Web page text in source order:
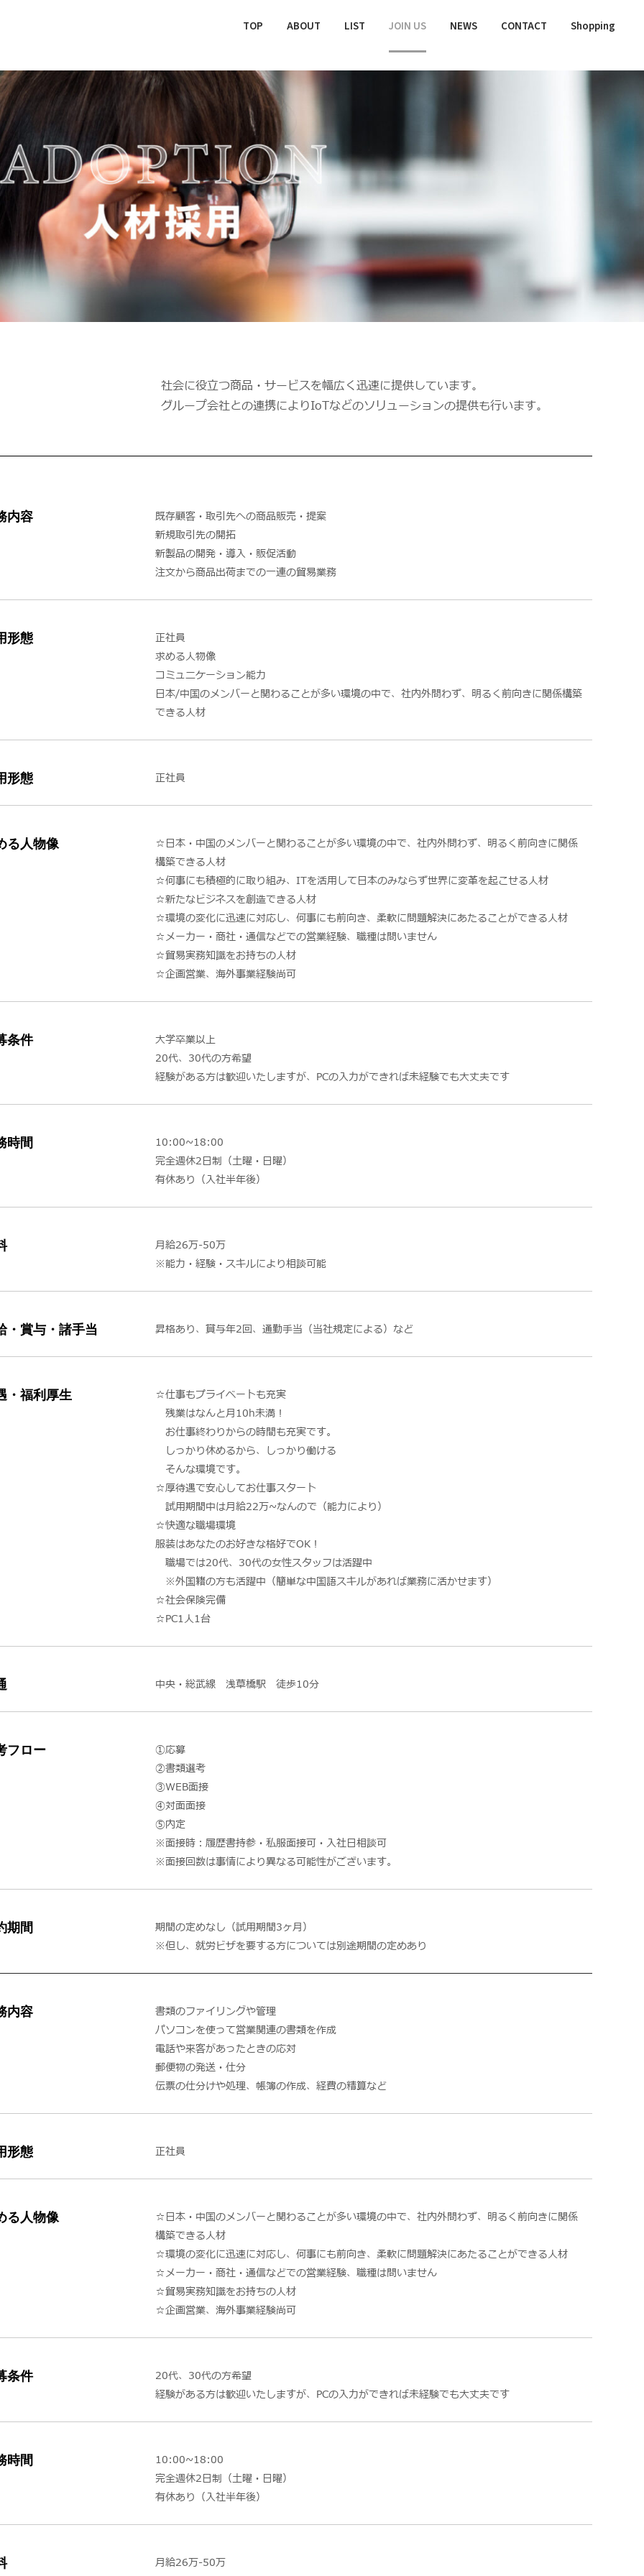
TOP ABOUT LIST JOIN US NEWS CONTACT Shopping
社会に役立つ商品・サービスを幅広く迅速に提供しています。
グループ会社との連携によりIoTなどのソリューションの提供も行います。
内容
既存顧客・取引先への商品販売・提案
新規取引先の開拓
新製品の開発・導入・販促活動
注文から商品出荷までの一連の貿易業務
形態
正社員
求める人物像
コミュニケーション能力
日本/中国のメンバーと関わることが多い環境の中で、社内外問わず、明るく前向きに関係構築
できる人材
形態 正社員
る人物像
☆日本・中国のメンバーと関わることが多い環境の中で、社内外問わず、明るく前向きに関係
構築できる人材
☆何事にも積極的に取り組み、ITを活用して日本のみならず世界に変革を起こせる人材
☆新たなビジネスを創造できる人材
☆環境の変化に迅速に対応し、何事にも前向き、柔軟に問題解決にあたることができる人材
☆メーカー・商社・通信などでの営業経験、職種は問いません
☆貿易実務知識をお持ちの人材
☆企画営業、海外事業経験尚可
条件
大学卒業以上
20代、30代の方希望
経験がある方は歓迎いたしますが、PCの入力ができれば未経験でも大丈夫です
時間
10:00~18:00
完全週休2日制（土曜・日曜）
有休あり（入社半年後）
月給26万-50万
※能力・経験・スキルにより相談可能
・賞与・諸手当 昇格あり、賞与年2回、通勤手当（当社規定による）など
・福利厚生
☆仕事もプライベートも充実
残業はなんと月10h未満！
お仕事終わりからの時間も充実です。
しっかり休めるから、しっかり働ける
そんな環境です。
☆厚待遇で安心してお仕事スタート
試用期間中は月給22万~なんので（能力により）
☆快適な職場環境
服装はあなたのお好きな格好でOK！
職場では20代、30代の女性スタッフは活躍中
※外国籍の方も活躍中（簡単な中国語スキルがあれば業務に活かせます）
☆社会保険完備
☆PC1人1台
中央・総武線 浅草橋駅 徒歩10分
フロー
①応募
②書類選考
③WEB面接
④対面面接
⑤内定
※面接時：履歴書持参・私服面接可・入社日相談可
※面接回数は事情により異なる可能性がございます。
期間
期間の定めなし（試用期間3ヶ月）
※但し、就労ビザを要する方については別途期間の定めあり
内容
書類のファイリングや管理
パソコンを使って営業関連の書類を作成
電話や来客があったときの応対
郵便物の発送・仕分
伝票の仕分けや処理、帳簿の作成、経費の精算など
形態 正社員
る人物像
☆日本・中国のメンバーと関わることが多い環境の中で、社内外問わず、明るく前向きに関係
構築できる人材
☆環境の変化に迅速に対応し、何事にも前向き、柔軟に問題解決にあたることができる人材
☆メーカー・商社・通信などでの営業経験、職種は問いません
☆貿易実務知識をお持ちの人材
☆企画営業、海外事業経験尚可
条件
20代、30代の方希望
経験がある方は歓迎いたしますが、PCの入力ができれば未経験でも大丈夫です
時間
10:00~18:00
完全週休2日制（土曜・日曜）
有休あり（入社半年後）
月給26万-50万